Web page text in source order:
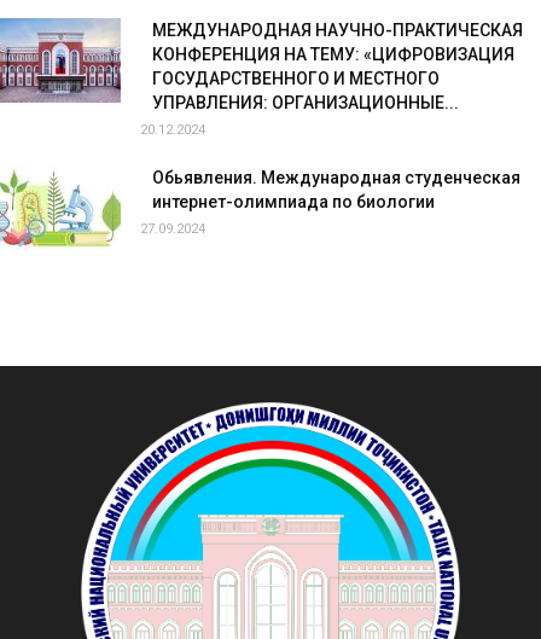
МЕЖДУНАРОДНАЯ НАУЧНО-ПРАКТИЧЕСКАЯ
КОНФЕРЕНЦИЯ НА ТЕМУ: «ЦИФРОВИЗАЦИЯ
ГОСУДАРСТВЕННОГО И МЕСТНОГО
УПРАВЛЕНИЯ: ОРГАНИЗАЦИОННЫЕ...
20.12.2024
Обьявления. Международная студенческая
интернет-олимпиада по биологии
27.09.2024